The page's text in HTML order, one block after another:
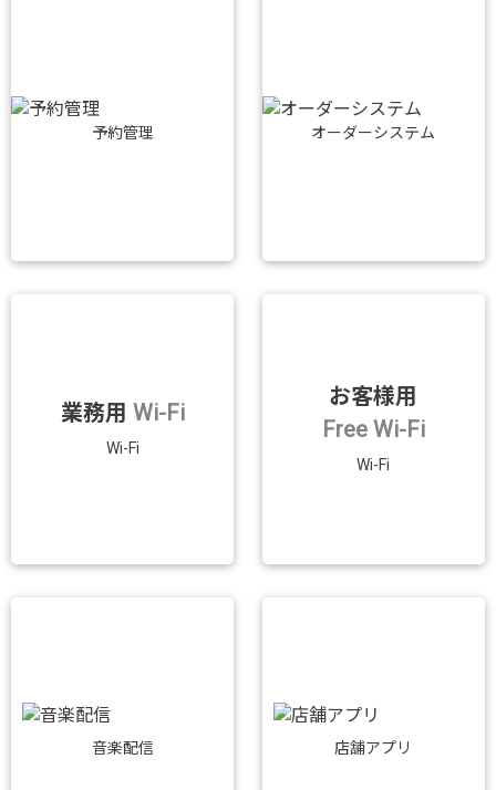
予約管理 オーダーシステム
業務用 Wi-Fi
Wi-Fi
お客様用
Free Wi-Fi
Wi-Fi
音楽配信 店舗アプリ